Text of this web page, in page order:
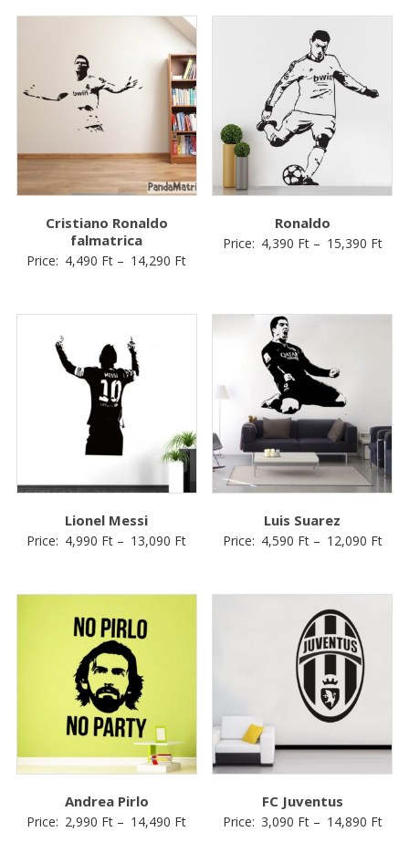
Cristiano Ronaldo
falmatrica
Price: 4,490 Ft – 14,290 Ft
Ronaldo
Price: 4,390 Ft– 15,390 Ft
Lionel Messi
Price: 4,990 Ft – 13,090 Ft
Luis Suarez
Price: 4,590 Ft– 12,090 Ft
Andrea Pirlo
Price: 2,990 Ft – 14,490 Ft
FC Juventus
Price: 3,090 Ft– 14,890 Ft